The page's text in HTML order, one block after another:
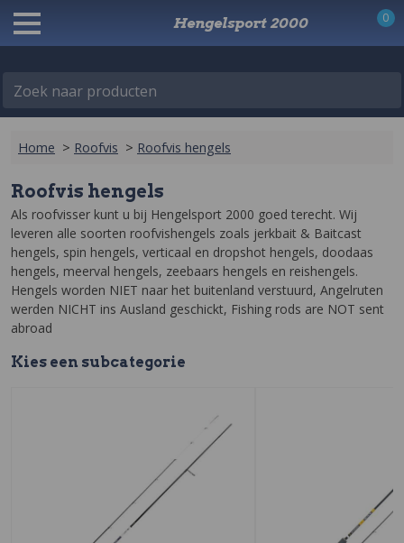
Zoek naar producten
Hengelsport 2000 0
Home > Roofvis > Roofvis hengels
Roofvis hengels
Als roofvisser kunt u bij Hengelsport 2000 goed terecht. Wij
leveren alle soorten roofvishengels zoals jerkbait & Baitcast
hengels, spin hengels, verticaal en dropshot hengels, doodaas
hengels, meerval hengels, zeebaars hengels en reishengels.
Hengels worden NIET naar het buitenland verstuurd, Angelruten
werden NICHT ins Ausland geschickt, Fishing rods are NOT sent
abroad
Kies een subcategorie